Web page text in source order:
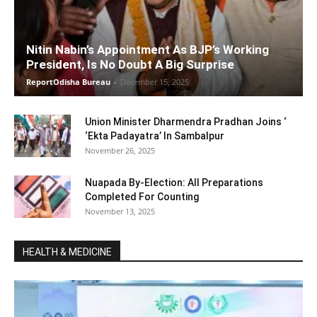
Nitin Nabin’s Appointment As BJP’s Working
President, Is No Doubt A Big Surprise
ReportOdisha Bureau - December 15, 2025
Union Minister Dharmendra Pradhan Joins ‘
‘Ekta Padayatra’ In Sambalpur
November 26, 2025
Nuapada By-Election: All Preparations
Completed For Counting
November 13, 2025
HEALTH & MEDICINE